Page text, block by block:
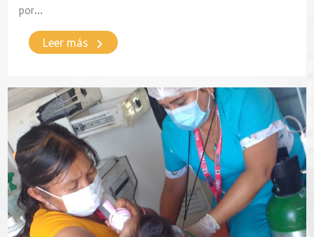
por…
Leer más keyboard_arrow_right